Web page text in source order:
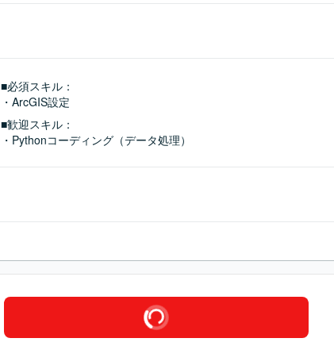
■必須スキル：
・ArcGIS設定
■歓迎スキル：
・Pythonコーディング（データ処理）